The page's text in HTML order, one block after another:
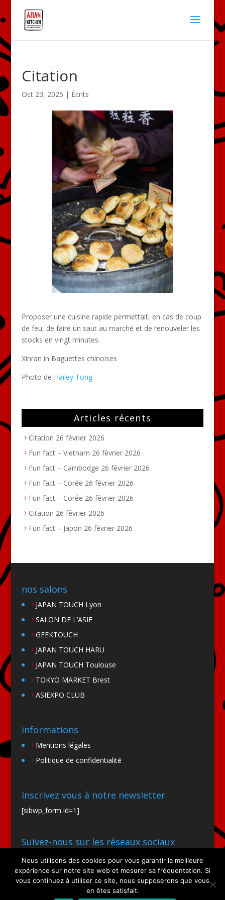
Citation
Oct 23, 2025 | Écrits
Proposer une cuisine rapide permettait, en cas de coup
de feu, de faire un saut au marché et de renouveler les
stocks en vingt minutes.
Xinran in Baguettes chinoises
Photo de Hailey Tong
Articles récents
Citation 26 février 2026
Fun fact – Vietnam 26 février 2026
Fun fact – Cambodge 26 février 2026
Fun fact – Corée 26 février 2026
Fun fact – Corée 26 février 2026
Citation 26 février 2026
Fun fact – Japon 26 février 2026
nos salons
JAPAN TOUCH Lyon
SALON DE L’ASIE
GEEKTOUCH
JAPAN TOUCH HARU
JAPAN TOUCH Toulouse
TOKYO MARKET Brest
ASIEXPO CLUB
informations
Mentions légales
Politique de confidentialité
Inscrivez vous à notre newsletter
[sibwp_form id=1]
Suivez-nous sur les réseaux sociaux
Nous utilisons des cookies pour vous garantir la meilleure
expérience sur notre site web et mesurer sa fréquentation. Si
vous continuez à utiliser ce site, nous supposerons que vous
en êtes satisfait.